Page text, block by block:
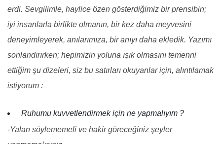
erdi. Sevgilimle, haylice özen gösterdiğimiz bir prensibin;
iyi insanlarla birlikte olmanın, bir kez daha meyvesini
deneyimleyerek, anılarımıza, bir anıyı daha ekledik. Yazımı
sonlandırırken; hepimizin yoluna ışık olmasını temenni
ettiğim şu dizeleri, siz bu satırları okuyanlar için, alıntılamak
istiyorum :
Ruhumu kuvvetlendirmek için ne yapmalıyım ?
-Yalan söylememeli ve hakir göreceğiniz şeyler